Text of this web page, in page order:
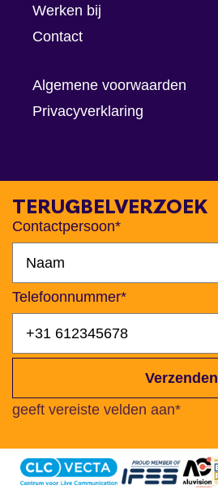
Werken bij
Contact
Algemene voorwaarden
Privacyverklaring
TERUGBELVERZOEK
Contactpersoon*
Telefoonnummer*
Verzenden
geeft vereiste velden aan*